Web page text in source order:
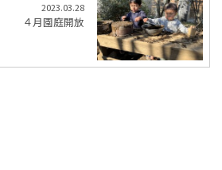
2023.03.28
４月園庭開放